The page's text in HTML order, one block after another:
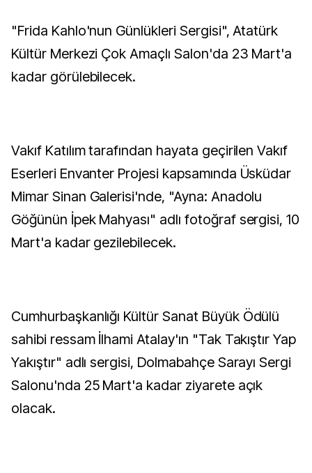
"Frida Kahlo'nun Günlükleri Sergisi", Atatürk
Kültür Merkezi Çok Amaçlı Salon'da 23 Mart'a
kadar görülebilecek.
Vakıf Katılım tarafından hayata geçirilen Vakıf
Eserleri Envanter Projesi kapsamında Üsküdar
Mimar Sinan Galerisi'nde, "Ayna: Anadolu
Göğünün İpek Mahyası" adlı fotoğraf sergisi, 10
Mart'a kadar gezilebilecek.
Cumhurbaşkanlığı Kültür Sanat Büyük Ödülü
sahibi ressam İlhami Atalay'ın "Tak Takıştır Yap
Yakıştır" adlı sergisi, Dolmabahçe Sarayı Sergi
Salonu'nda 25 Mart'a kadar ziyarete açık
olacak.